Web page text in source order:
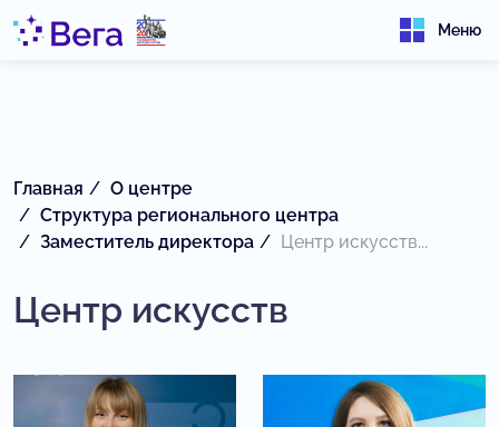
Меню
Главная
О центре
Структура регионального центра
Заместитель директора
Центр искусств...
Центр искусств